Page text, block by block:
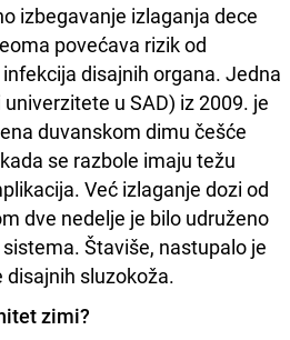
izbegavanje izlaganja dece
povećava rizik od
disajnih organa. Jedna
u SAD) iz 2009. je
duvanskom dimu češće
se razbole imaju težu
Već izlaganje dozi od
dve nedelje je bilo udruženo
Štaviše, nastupalo je
sluzokoža.
zimi?